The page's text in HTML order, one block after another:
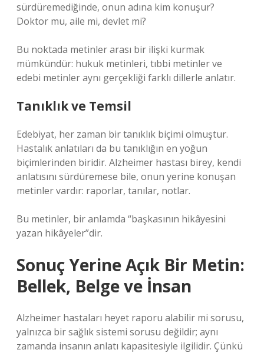
sürdüremediğinde, onun adına kim konuşur?
Doktor mu, aile mi, devlet mi?
Bu noktada metinler arası bir ilişki kurmak
mümkündür: hukuk metinleri, tıbbi metinler ve
edebi metinler aynı gerçekliği farklı dillerle anlatır.
Tanıklık ve Temsil
Edebiyat, her zaman bir tanıklık biçimi olmuştur.
Hastalık anlatıları da bu tanıklığın en yoğun
biçimlerinden biridir. Alzheimer hastası birey, kendi
anlatısını sürdüremese bile, onun yerine konuşan
metinler vardır: raporlar, tanılar, notlar.
Bu metinler, bir anlamda “başkasının hikâyesini
yazan hikâyeler”dir.
Sonuç Yerine Açık Bir Metin:
Bellek, Belge ve İnsan
Alzheimer hastaları heyet raporu alabilir mi sorusu,
yalnızca bir sağlık sistemi sorusu değildir; aynı
zamanda insanın anlatı kapasitesiyle ilgilidir. Çünkü